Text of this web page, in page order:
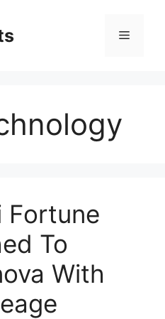
Menu
Fortune
To
With